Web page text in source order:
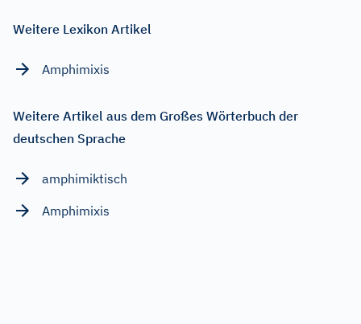
Weitere Lexikon Artikel
Amphimixis
Weitere Artikel aus dem Großes Wörterbuch der
deutschen Sprache
amphimiktisch
Amphimixis